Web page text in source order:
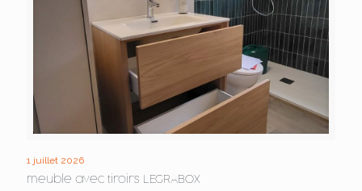
1 juillet 2026
meuble avec tiroirs LEGRABOX